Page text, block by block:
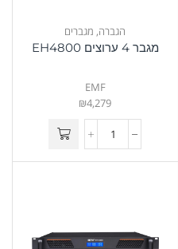
הגברה, מגברים
מגבר 4 ערוצים EH4800
EMF
₪4,279